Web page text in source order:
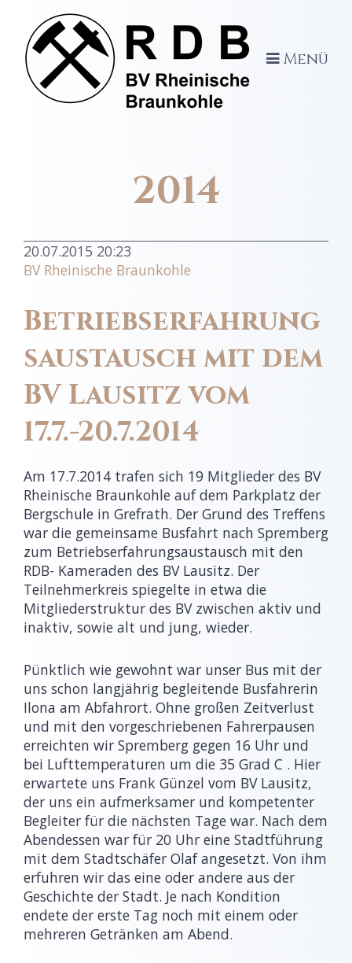
Menü
2014
20.07.2015 20:23
BV Rheinische Braunkohle
Betriebserfahrung
saustausch mit dem
BV Lausitz vom
17.7.-20.7.2014
Am 17.7.2014 trafen sich 19 Mitglieder des BV
Rheinische Braunkohle auf dem Parkplatz der
Bergschule in Grefrath. Der Grund des Treffens
war die gemeinsame Busfahrt nach Spremberg
zum Betriebserfahrungsaustausch mit den
RDB- Kameraden des BV Lausitz. Der
Teilnehmerkreis spiegelte in etwa die
Mitgliederstruktur des BV zwischen aktiv und
inaktiv, sowie alt und jung, wieder.
Pünktlich wie gewohnt war unser Bus mit der
uns schon langjährig begleitende Busfahrerin
Ilona am Abfahrort. Ohne großen Zeitverlust
und mit den vorgeschriebenen Fahrerpausen
erreichten wir Spremberg gegen 16 Uhr und
bei Lufttemperaturen um die 35 Grad C . Hier
erwartete uns Frank Günzel vom BV Lausitz,
der uns ein aufmerksamer und kompetenter
Begleiter für die nächsten Tage war. Nach dem
Abendessen war für 20 Uhr eine Stadtführung
mit dem Stadtschäfer Olaf angesetzt. Von ihm
erfuhren wir das eine oder andere aus der
Geschichte der Stadt. Je nach Kondition
endete der erste Tag noch mit einem oder
mehreren Getränken am Abend.